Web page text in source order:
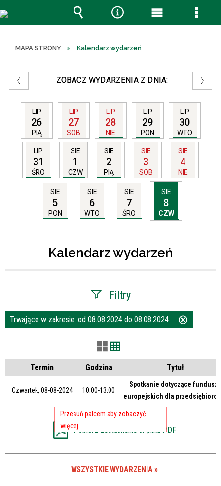
MAPA STRONY Kalendarz wydarzeń
ZOBACZ WYDARZENIA Z DNIA:
LIP
26
PIĄ
LIP
27
SOB
LIP
28
NIE
LIP
29
PON
LIP
30
WTO
LIP
31
ŚRO
SIE
1
CZW
SIE
2
PIĄ
SIE
3
SOB
SIE
4
NIE
SIE
5
PON
SIE
6
WTO
SIE
7
ŚRO
SIE
8
CZW
Kalendarz wydarzeń
Filtry
Szukana fraza
Kategoria
Trwające w zakresie: od 08.08.2024 do 08.08.2024
Termin Godzina Tytuł
Czwartek, 08-08-2024 10:00-13:00
Spotkanie dotyczące funduszy
europejskich dla
Pobierz zestawienie w pliku PDF
WSZYSTKIE WYDARZENIA
Wyszukiwarka
NarzędziaMenu
Menu